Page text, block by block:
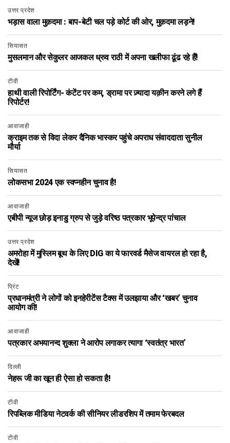
उत्तर प्रदेश
भड़ास वाला मुक़दमा : बाप-बेटी चल पड़े कोर्ट की ओर, मुक़दमा लड़ने!
सियासत
मुसलमान और सेकुलर आजकल ध्रुव राठी में अपना खलीफा ढूंढ रहे हैं!
टीवी
हाथी वाली रिपोर्टिंग- कंटेंट पर कम, ड्रामा पर ज़्यादा यक़ीन करने लगे हैं
रिपोर्टर!
आवाजाही
क्राइम तक से विदा लेकर दैनिक भास्कर पहुंचे अपराध संवाददाता सुनील
मौर्या
सियासत
लोकसभा 2024 एक स्वप्नहीन चुनाव है!
आवाजाही
एबीपी न्‍यूज छोड़ इनाडु ग्रुप से जुड़े वर‍िष्‍ठ पत्रकार भूपेन्‍द्र पांचाल
उत्तर प्रदेश
अमरोहा में मुस्लिम बूथ के लिए DIG का ये फारवर्ड मैसेज वायरल हो रहा है,
देखें!
प्रिंट
प्रधानमंत्री ने लोगों को इनहेरीटेंस टैक्स में उलझाया और ‘खबर’ चुनाव
आयोग की!
आवाजाही
पत्रकार अभयानन्द शुक्ला ने आरोप लगाकर त्यागा ‘स्वतंत्र भारत’
दिल्ली
नेहरू जी का खून ही ऐसा हो सकता है!
टीवी
रिपब्लिक मीडिया नेटवर्क की सीनियर लीडरशिप में तमाम फेरबदल
टीवी